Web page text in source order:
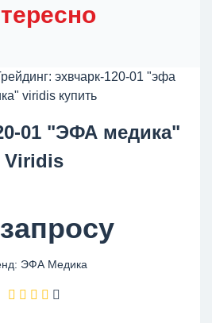
01 "ЭФА медика"
Viridis
ЭФА Медика